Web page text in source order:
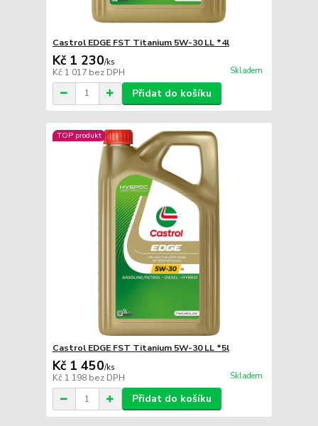
Castrol EDGE FST Titanium 5W-30 LL *4l
Kč 1 230/ks
Kč 1 017 bez DPH Skladem
Přidat do košíku
TOP produkt
Castrol EDGE FST Titanium 5W-30 LL *5l
Kč 1 450/ks
Kč 1 198 bez DPH Skladem
Přidat do košíku